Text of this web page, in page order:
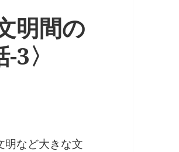
明間の
〉
明など大きな文